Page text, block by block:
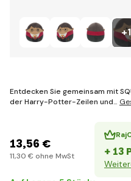
+1
Entdecken Sie gemeinsam mit
der Harry-Potter-Zeilen und…
13,56 €
11,30 € ohne MwSt + 13